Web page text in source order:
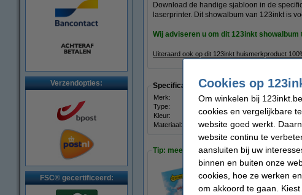
Verzendopties:
FSC® gecertificeerd:
Download de handige sjabloon in de
laserprinter. Dit showalbum van 123inkt is
Wij adviseren u om dit 123inkt
Uiteraard ook op dit 123inkt huismerkproduct
Specificaties
Merk: 123inkt
Type:
Kleur:
zwart
Materiaal:
polypropyleen
Tip: meebestellen
123inkt kopieerpapier 1 pak
Cookies op
Om winkelen bij
cookies en vergelijkbare
website goed werkt.
website continu te
aansluiten bij uw
binnen en buiten onze
cookies, hoe ze werken
om akkoord te gaan.